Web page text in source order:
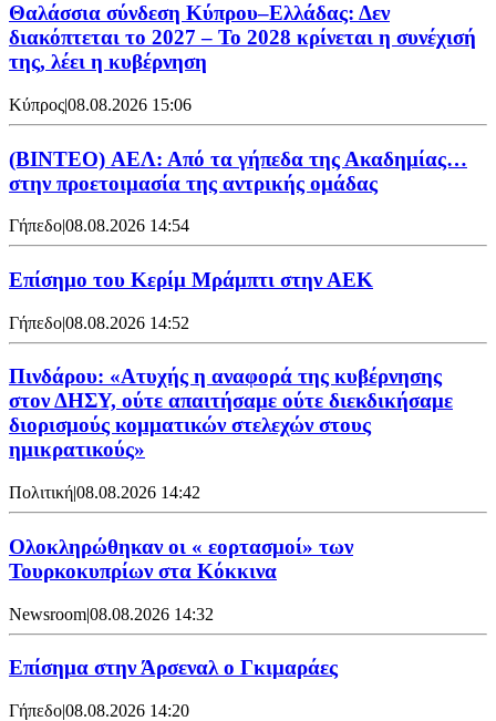
Θαλάσσια σύνδεση Κύπρου–Ελλάδας: Δεν
διακόπτεται το 2027 – Το 2028 κρίνεται η συνέχισή
της, λέει η κυβέρνηση
Κύπρος|08.08.2026 15:06
(BINTEO) ΑΕΛ: Από τα γήπεδα της Ακαδημίας…
στην προετοιμασία της αντρικής ομάδας
Γήπεδο|08.08.2026 14:54
Επίσημο του Κερίμ Μράμπτι στην ΑΕK
Γήπεδο|08.08.2026 14:52
Πινδάρου: «Ατυχής η αναφορά της κυβέρνησης
στον ΔΗΣΥ, ούτε απαιτήσαμε ούτε διεκδικήσαμε
διορισμούς κομματικών στελεχών στους
ημικρατικούς»
Πολιτική|08.08.2026 14:42
Ολοκληρώθηκαν οι « εορτασμοί» των
Τουρκοκυπρίων στα Κόκκινα
Newsroom|08.08.2026 14:32
Επίσημα στην Άρσεναλ ο Γκιμαράες
Γήπεδο|08.08.2026 14:20